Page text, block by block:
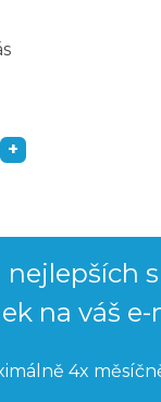
+
na váš e-
4x